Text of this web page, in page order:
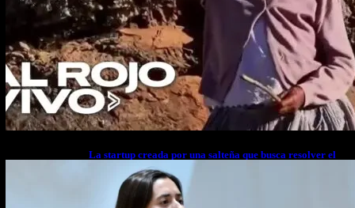
La startup creada por una salteña que busca resolver el
estrés financiero en Latinoamérica